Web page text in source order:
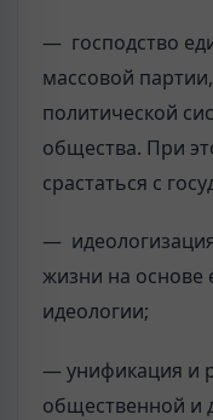
— господство
массовой
политической
общества. При
срастаться с
—
жизни на основе
идеологии;
— унификация и
общественной и